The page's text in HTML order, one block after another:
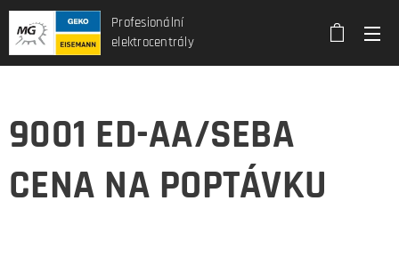
Profesionální
elektrocentrály
9001 ED-AA/SEBA
CENA NA POPTÁVKU